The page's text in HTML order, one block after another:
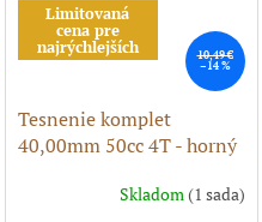
Limitovaná
cena pre
najrýchlejších 10,49 €
–14 %
Tesnenie komplet
40,00mm 50cc 4T - horný
Skladom(1 sada)